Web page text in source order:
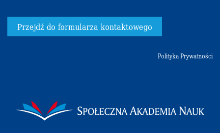
Przejdź do formularza kontaktowego
Polityka Prywatności